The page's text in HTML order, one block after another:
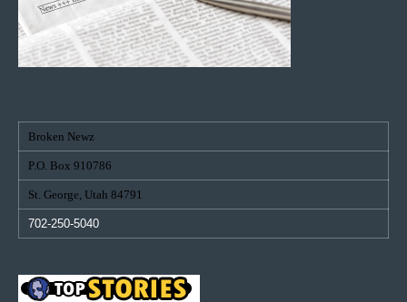
Broken Newz
P.O. Box 910786
St. George, Utah 84791
702-250-5040